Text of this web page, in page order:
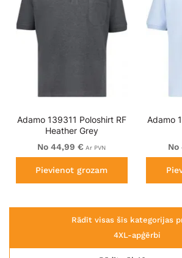
Adamo 139311 Poloshirt RF
Heather Grey
No 44,99 € Ar PVN
Pievienot grozam
Adamo
Rādīt visas šīs kategorijas
4XL-apģērbi